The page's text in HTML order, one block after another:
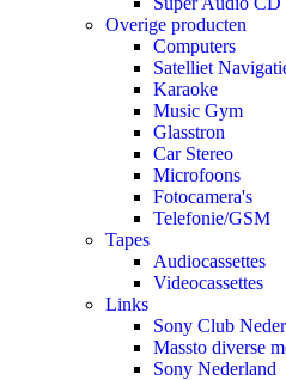
Overige producten
Computers
Satelliet
Karaoke
Music Gym
Glasstron
Car Stereo
Microfoons
Fotocamera's
Telefonie/GSM
Tapes
Audiocassettes
Videocassettes
Links
Sony Club
Massto diverse
Sony Nederland